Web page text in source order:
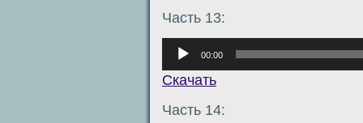
Часть 13:
Аудиоплеер
00:00
Скачать
Часть 14: